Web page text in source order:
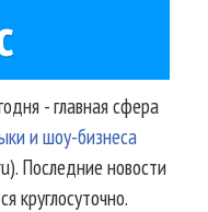
- главная сфера
и шоу-бизнеса
Последние новости
круглосуточно.